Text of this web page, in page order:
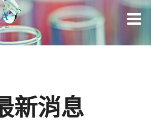
新消息